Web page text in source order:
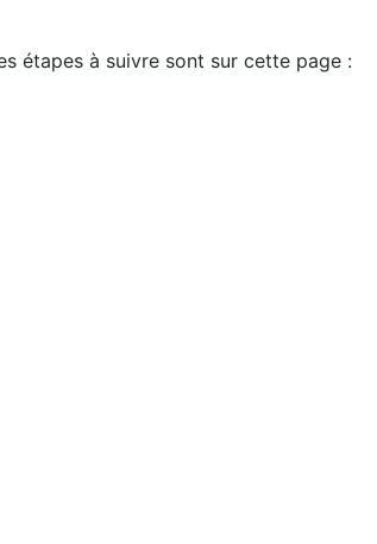
étapes à suivre sont sur cette page :